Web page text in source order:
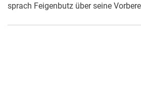
sprach Feigenbutz über seine